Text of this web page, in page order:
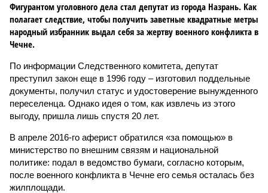
Фигурантом уголовного дела стал депутат из города Назрань. Как
полагает следствие, чтобы получить заветные квадратные метры
народный избранник выдал себя за жертву военного конфликта в
Чечне.
По информации Следственного комитета, депутат
преступил закон еще в 1996 году – изготовил поддельные
документы, получил статус и удостоверение вынужденного
переселенца. Однако идея о том, как извлечь из этого
выгоду, пришла лишь спустя 20 лет.
В апреле 2016-го аферист обратился «за помощью» в
министерство по внешним связям и национальной
политике: подал в ведомство бумаги, согласно которым,
после военного конфликта в Чечне его семья осталась без
жилплощади.